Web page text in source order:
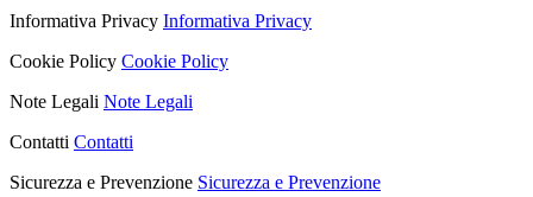
Informativa Privacy Informativa Privacy
Cookie Policy Cookie Policy
Note Legali Note Legali
Contatti Contatti
Sicurezza e Prevenzione Sicurezza e Prevenzione